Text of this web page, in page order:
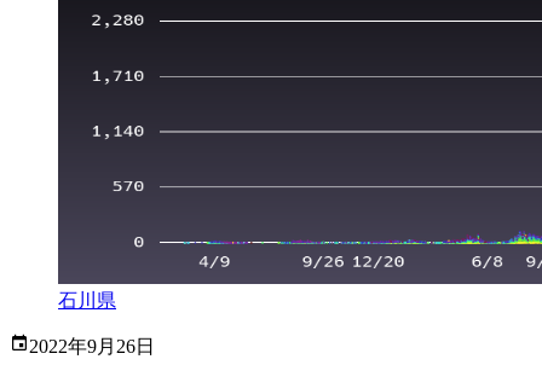
石川県
2022年9月26日